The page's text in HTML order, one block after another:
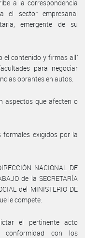
a la correspondencia
el sector empresarial
emergente de su
el contenido y firmas allí
para negociar
obrantes en autos.
aspectos que afecten o
formales exigidos por la
NACIONAL DE
de la SECRETARÍA
del MINISTERIO DE
le compete.
el pertinente acto
conformidad con los